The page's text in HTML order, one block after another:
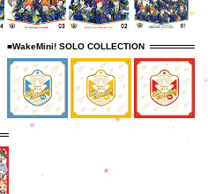
■WakeMini! SOLO COLLECTION